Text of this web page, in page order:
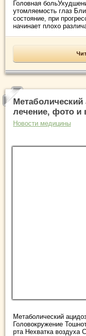
Головная
утомляемость глаз
состояние, при
начинает плохо
лечение, фото и
Новости медицины
Метаболический
Головокружение
рта Нехватка воздуха